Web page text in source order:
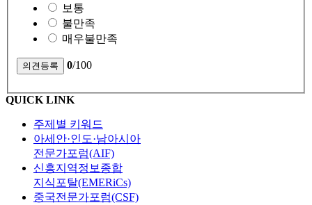
보통
불만족
매우불만족
0/100
QUICK LINK
주제별 키워드
아세안·인도·남아시아
전문가포럼(AIF)
신흥지역정보종합
지식포탈(EMERiCs)
중국전문가포럼(CSF)